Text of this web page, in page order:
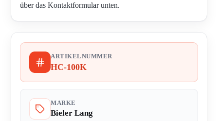
über das Kontaktformular unten.
ARTIKELNUMMER
HC-100K
MARKE
Bieler Lang